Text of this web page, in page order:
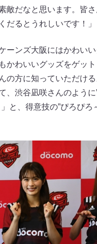
敵だなと思います。皆
だるとうれしいです！」
ーンズ大阪にはかわいい
かわいいグッズをゲッ
の方に知っていただけ
、渋谷凪咲さんのよう
と、得意技の”ぴろぴろ